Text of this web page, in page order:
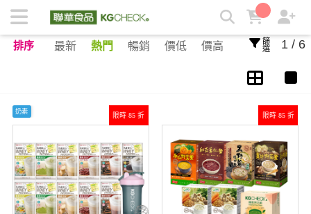
適用族群 | KGCHECK聯華食品生醫研究室
排序 最新 熱門 暢銷 價低 價高 篩選 1 / 6
限時 85 折
奶素
限時 85 折